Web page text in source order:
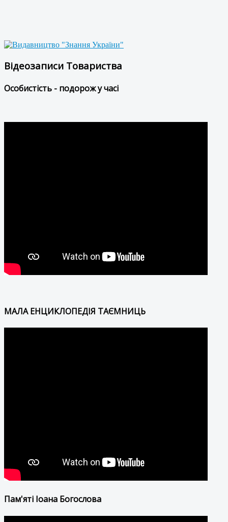
Відеозаписи Товариства
Особистість - подорож у часі
МАЛА ЕНЦИКЛОПЕДІЯ ТАЄМНИЦЬ
Пам'яті Іоана Богослова